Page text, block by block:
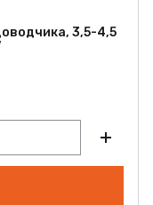
3,5-4,5